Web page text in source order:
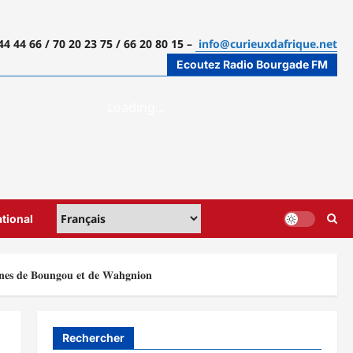
44 66 / 70 20 23 75 / 66 20 80 15 – info@curieuxdafrique.net
Ecoutez Radio Bourgade FM
𝐝𝐞 𝐁𝐨𝐮𝐧𝐠𝐨𝐮 𝐞𝐭 𝐝𝐞 𝐖𝐚𝐡𝐠𝐧𝐢𝐨𝐧
Rechercher